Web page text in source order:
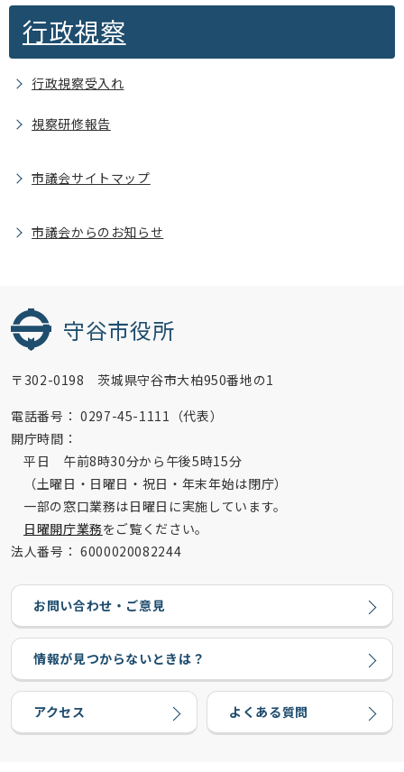
行政視察
行政視察受入れ
視察研修報告
市議会サイトマップ
市議会からのお知らせ
守谷市役所
〒302-0198 茨城県守谷市大柏950番地の1
電話番号： 0297-45-1111（代表）
開庁時間：
平日 午前8時30分から午後5時15分
（土曜日・日曜日・祝日・年末年始は閉庁）
一部の窓口業務は日曜日に実施しています。
日曜開庁業務をご覧ください。
法人番号： 6000020082244
お問い合わせ・ご意見
情報が見つからないときは？
アクセス よくある質問